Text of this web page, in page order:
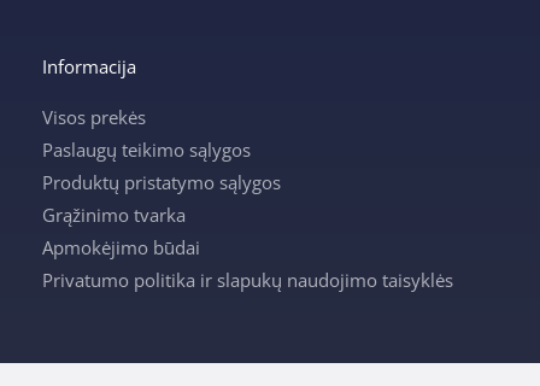
Informacija
Visos prekės
Paslaugų teikimo sąlygos
Produktų pristatymo sąlygos
Grąžinimo tvarka
Apmokėjimo būdai
Privatumo politika ir slapukų naudojimo taisyklės